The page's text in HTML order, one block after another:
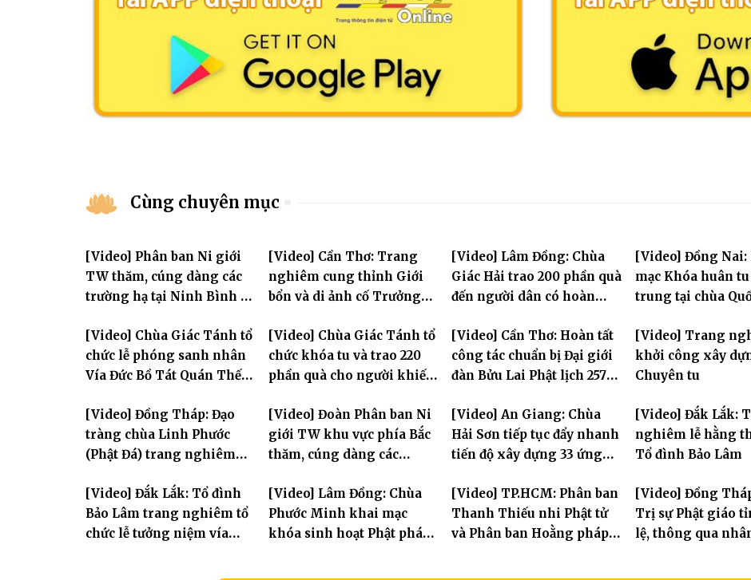
Cùng chuyên mục
[Video] Phân ban Ni giới
TW thăm, cúng dàng các
trường hạ tại Ninh Bình và
thần hộ trì Tam bảo
[Video] Cần Thơ: Trang
nghiêm cung thỉnh Giới
bổn và di ảnh cố Trưởng
Tôn hiệu Đại giới đàn – về
hai giới trường
[Video] Lâm Đồng: Chùa
Giác Hải trao 200 phần quà
đến người dân có hoàn
Dương
[Video] Đồng Nai:
mạc Khóa huân
trung tại chùa
[Video] Chùa Giác Tánh tổ
chức lễ phóng sanh nhân
Vía Đức Bồ Tát Quán Thế
[Video] Chùa Giác Tánh tổ
chức khóa tu và trao 220
phần quà cho người khiếm
[Video] Cần Thơ: Hoàn tất
công tác chuẩn bị Đại giới
đàn Bửu Lai Phật lịch 2570,
đăng đàn cầu giới
[Video] Trang
khởi công xây
Chuyên tu
[Video] Đồng Tháp: Đạo
tràng chùa Linh Phước
(Phật Đá) trang nghiêm
Hòa thượng Thích Nhuận
Sanh lần thứ 11
[Video] Đoàn Phân ban Ni
giới TW khu vực phía Bắc
thăm, cúng dàng các
mùa an cư PL.2570
[Video] An Giang: Chùa
Hải Sơn tiếp tục đẩy nhanh
tiến độ xây dựng 33 ứng
Âm
[Video] Đắk Lắk:
nghiêm lễ hằng
Tổ đình Bảo Lâm
[Video] Đắk Lắk: Tổ đình
Bảo Lâm trang nghiêm tổ
chức lễ tưởng niệm vía
[Video] Lâm Đồng: Chùa
Phước Minh khai mạc
khóa sinh hoạt Phật pháp
[Video] TP.HCM: Phân ban
Thanh Thiếu nhi Phật tử
và Phân ban Hoằng pháp
[Video] Đồng
Trị sự Phật giáo
lệ, thông qua